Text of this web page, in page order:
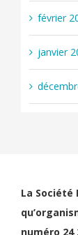
février
janvier
La Société
numéro 24